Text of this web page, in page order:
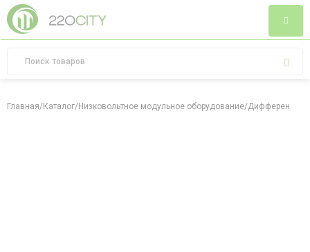
Главная/Каталог/Низковольтное модульное оборудование/